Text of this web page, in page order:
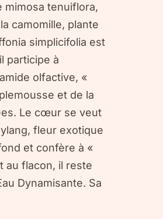
mimosa tenuiflora,
camomille, plante
simplicifolia est
participe à
olfactive, «
et de la
Le cœur se veut
fleur exotique
et confère à «
au flacon, il reste
Dynamisante. Sa